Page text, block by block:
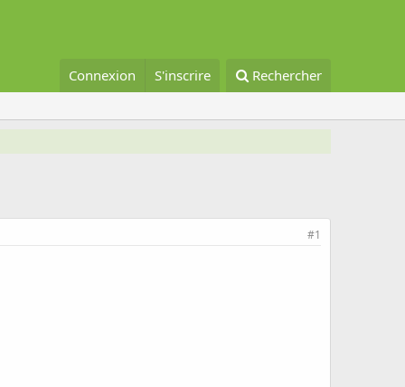
Connexion S'inscrire Rechercher
#1